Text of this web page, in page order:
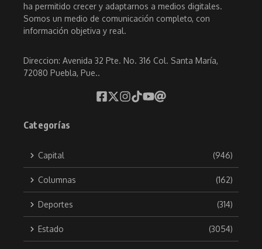
ha permitido crecer y adaptarnos a medios digitales.
Somos un medio de comunicación completo, con
información objetiva y real.
Direccion: Avenida 32 Pte. No. 316 Col. Santa María,
72080 Puebla, Pue..
Categorías
Capital (946)
Columnas (162)
Deportes (314)
Estado (3054)